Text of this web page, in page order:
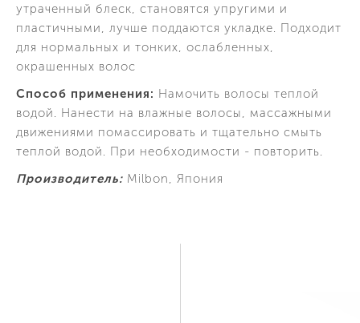
утраченный блеск, становятся упругими и
пластичными, лучше поддаются укладке. Подходит
для нормальных и тонких, ослабленных,
окрашенных волос
Способ применения: Намочить волосы теплой
водой. Нанести на влажные волосы, массажными
движениями помассировать и тщательно смыть
теплой водой. При необходимости - повторить.
Производитель: Milbon, Япония